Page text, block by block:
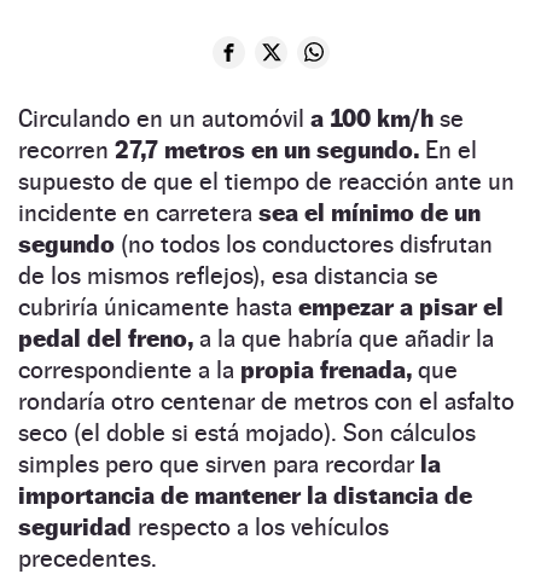
Circulando en un automóvil a 100 km/h se
recorren 27,7 metros en un segundo. En el
supuesto de que el tiempo de reacción ante un
incidente en carretera sea el mínimo de un
segundo (no todos los conductores disfrutan
de los mismos reflejos), esa distancia se
cubriría únicamente hasta empezar a pisar el
pedal del freno, a la que habría que añadir la
correspondiente a la propia frenada, que
rondaría otro centenar de metros con el asfalto
seco (el doble si está mojado). Son cálculos
simples pero que sirven para recordar la
importancia de mantener la distancia de
seguridad respecto a los vehículos
precedentes.